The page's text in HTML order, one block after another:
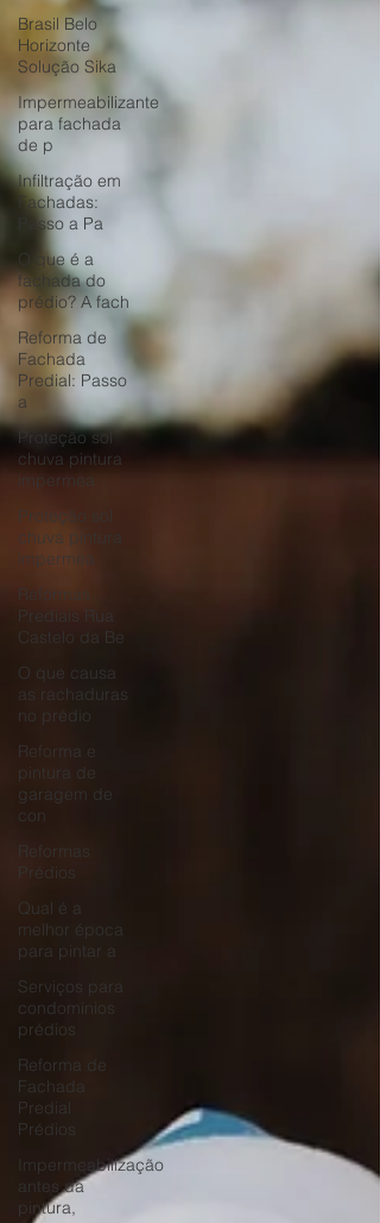
Brasil Belo
Horizonte
Solução Sika
Impermeabilizante
para fachada
de p
Infiltração em
Fachadas:
Passo a Pa
O que é a
fachada do
prédio? A fach
Reforma de
Fachada
Predial: Passo
a
Proteção sol
chuva pintura
impermea
Proteção sol
chuva pintura
impermea
Reformas
Prediais Rua
Castelo da Be
O que causa
as rachaduras
no prédio
Reforma e
pintura de
garagem de
con
Reformas
Prédios
Qual é a
melhor época
para pintar a
Serviços para
condomínios
prédios
Reforma de
Fachada
Predial
Prédios
Impermeabilização
antes da
pintura,